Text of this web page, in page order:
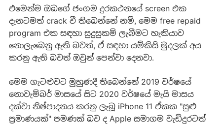
එමෙන්ම ඔබගේ ජංගම දුරකථනයේ screen එක
දැනටමත් crack වී තිබෙන්නේ නම්, මෙම free repaid
program එක සඳහා සුදුසුකම් ලැබීමට හැකියාව
නොලැබෙනු ඇති බවත්, ඒ සඳහා යම්කිසි මුදලක් අය
කරනු ඇති බවත් ඔවුන් පෙන්වා දෙනවා.
මෙම ගැටළුවට මුහුණදී තිබෙන්නේ 2019 වර්ෂයේ
නොවැම්බර් මාසයේ සිට 2020 වර්ෂයේ මැයි මාසය
දක්වා නිෂ්පාදනය කරනු ලැබූ iPhone 11 ඒකක "සුළු
ප්‍රමාණයක්" පමණක් බව ද Apple සමාගම වැඩිදුරටත්